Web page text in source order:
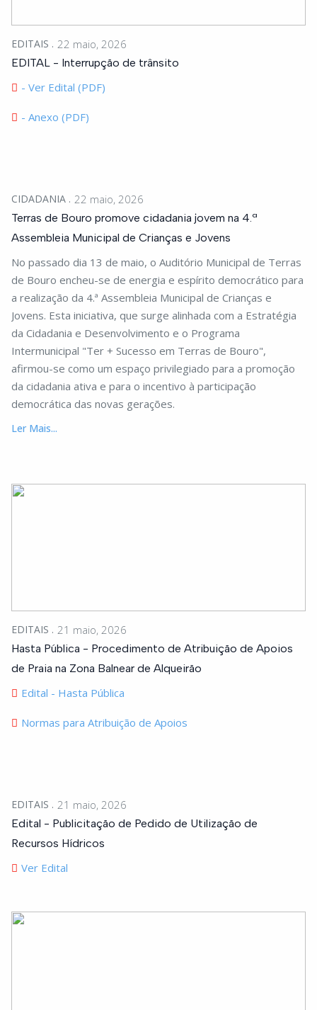
EDITAIS 22 maio, 2026
EDITAL - Interrupção de trânsito
- Ver Edital (PDF)
- Anexo (PDF)
CIDADANIA 22 maio, 2026
Terras de Bouro promove cidadania jovem na 4.ª
Assembleia Municipal de Crianças e Jovens
No passado dia 13 de maio, o Auditório Municipal de Terras
de Bouro encheu-se de energia e espírito democrático para
a realização da 4.ª Assembleia Municipal de Crianças e
Jovens. Esta iniciativa, que surge alinhada com a Estratégia
da Cidadania e Desenvolvimento e o Programa
Intermunicipal "Ter + Sucesso em Terras de Bouro",
afirmou-se como um espaço privilegiado para a promoção
da cidadania ativa e para o incentivo à participação
democrática das novas gerações.
Ler Mais...
EDITAIS 21 maio, 2026
Hasta Pública - Procedimento de Atribuição de Apoios
de Praia na Zona Balnear de Alqueirão
Edital - Hasta Pública
Normas para Atribuição de Apoios
EDITAIS 21 maio, 2026
Edital - Publicitação de Pedido de Utilização de
Recursos Hídricos
Ver Edital